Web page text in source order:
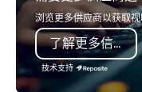
with La Costa
浏览更多供应商以获取
了解更多信息
技术支持